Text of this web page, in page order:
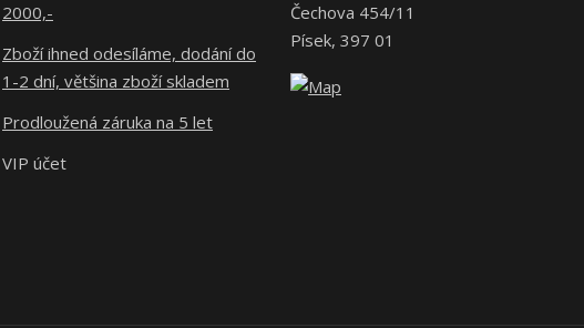
2000,-
Zboží ihned odesíláme, dodání do
1-2 dní, většina zboží skladem
Prodloužená záruka na 5 let
VIP účet
Čechova 454/11
Písek, 397 01